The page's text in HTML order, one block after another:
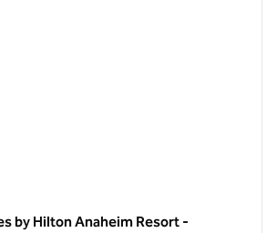
by Hilton Anaheim Resort -